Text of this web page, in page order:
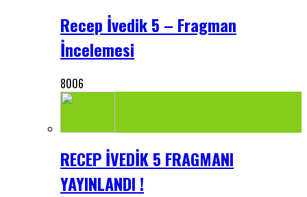
Recep İvedik 5 – Fragman
İncelemesi
8006
RECEP İVEDİK 5 FRAGMANI
YAYINLANDI !